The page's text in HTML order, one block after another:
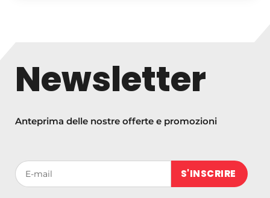
Newsletter
Anteprima delle nostre offerte e promozioni
Votre adresse de messagerie (obligatoire)